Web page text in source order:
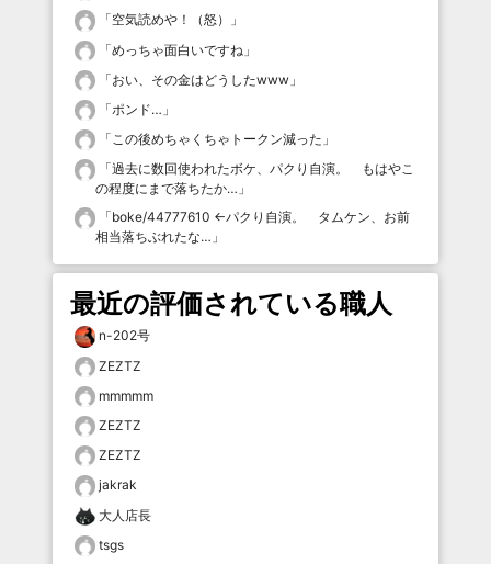
「空気読めや！（怒）
」
「めっちゃ面白いですね 」
「おい、その金はどうしたwww 」
「ポンド… 」
「この後めちゃくちゃトークン減った 」
「過去に数回使われたボケ、パクり自演。 もはやこ
の程度にまで落ちたか… 」
「boke/44777610 ←パクり自演。 タムケン、お前
相当落ちぶれたな… 」
最近の評価されている職人
n-202号
ZEZTZ
mmmmm
ZEZTZ
ZEZTZ
jakrak
大人店長
tsgs